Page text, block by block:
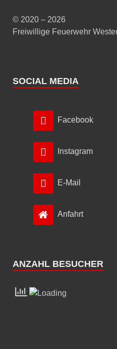
© 2020 – 2026
Freiwillige Feuerwehr
SOCIAL MEDIA
Facebook
Instagram
E-Mail
Anfahrt
ANZAHL BESUCHER